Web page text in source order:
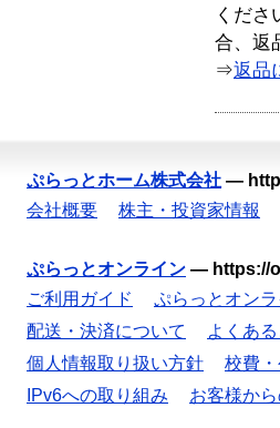
くださ
合、返
⇒返品
ぷらっとホーム株式会社 —
会社概要
株主・投資家情報
ぷらっとオンライン — https://
ご利用ガイド
ぷらっとオン
配送・決済について
よくあ
個人情報取り扱い方針
校費
IPv6への取り組み
お客様か